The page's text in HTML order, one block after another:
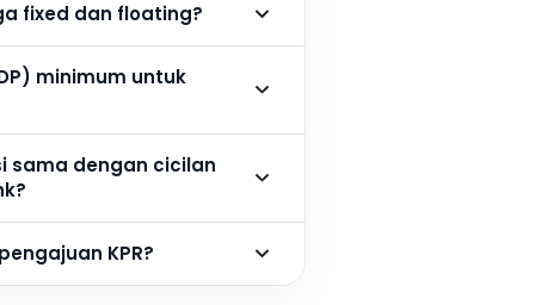
fixed dan floating?
minimum untuk
sama dengan cicilan
KPR?